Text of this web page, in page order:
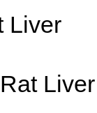
Liver
Liver